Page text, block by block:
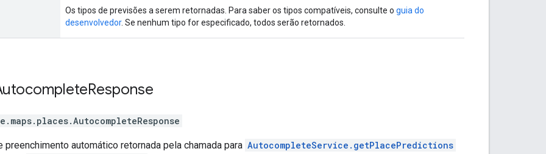
Os tipos de previsões a serem retornadas. Para saber os tipos compatíveis, consulte o guia do
desenvolvedor. Se nenhum tipo for especificado, todos serão retornados.
Response
.AutocompleteResponse
preenchimento automático retornada pela chamada para AutocompleteService.getPlacePredictions